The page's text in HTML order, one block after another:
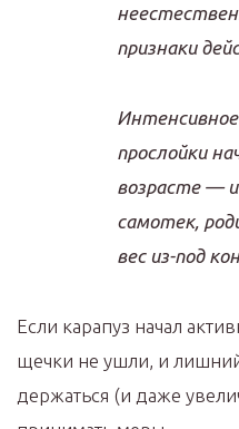
признаки
прослойки
возрасте —
самотек,
вес из-под
Если карапуз начал
щечки не ушли, и
держаться (и даже